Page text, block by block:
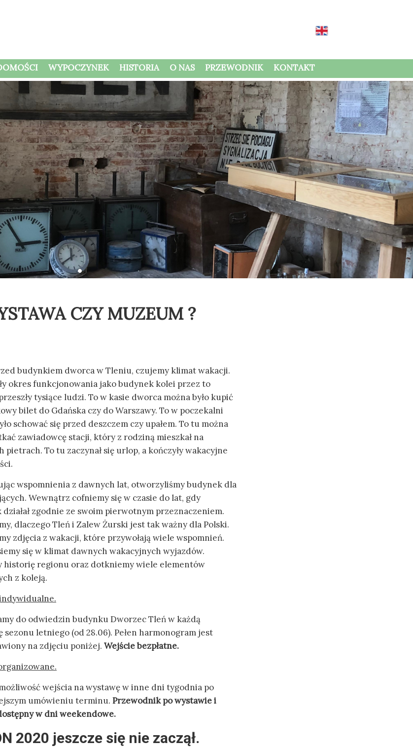
CZY MUZEUM ?
budynkiem dworca w Tleniu, czujemy klimat wakacji.
okres funkcjonowania jako budynek kolei przez to
tysiące ludzi. To w kasie dworca można było kupić
bilet do Gdańska czy do Warszawy. To w poczekalni
schować się przed deszczem czy upałem. To tu można
zawiadowcę stacji, który z rodziną mieszkał na
pietrach. To tu zaczynał się urlop, a kończyły wakacyjne
wspomnienia z dawnych lat, otworzyliśmy budynek dla
Wewnątrz cofniemy się w czasie do lat, gdy
zgodnie ze swoim pierwotnym przeznaczeniem.
dlaczego Tleń i Zalew Żurski jest tak ważny dla Polski.
zdjęcia z wakacji, które przywołają wiele wspomnień.
się w klimat dawnych wakacyjnych wyjazdów.
historię regionu oraz dotkniemy wiele elementów
z koleją.
do odwiedzin budynku Dworzec Tleń w każdą
sezonu letniego (od 28.06). Pełen harmonogram jest
na zdjęciu poniżej. Wejście bezpłatne.
wejścia na wystawę w inne dni tygodnia po
umówieniu terminu. Przewodnik po wystawie i
w dni weekendowe.
2020 jeszcze się nie zaczął.
WYPOCZYNEK HISTORIA O NAS PRZEWODNIK KONTAKT